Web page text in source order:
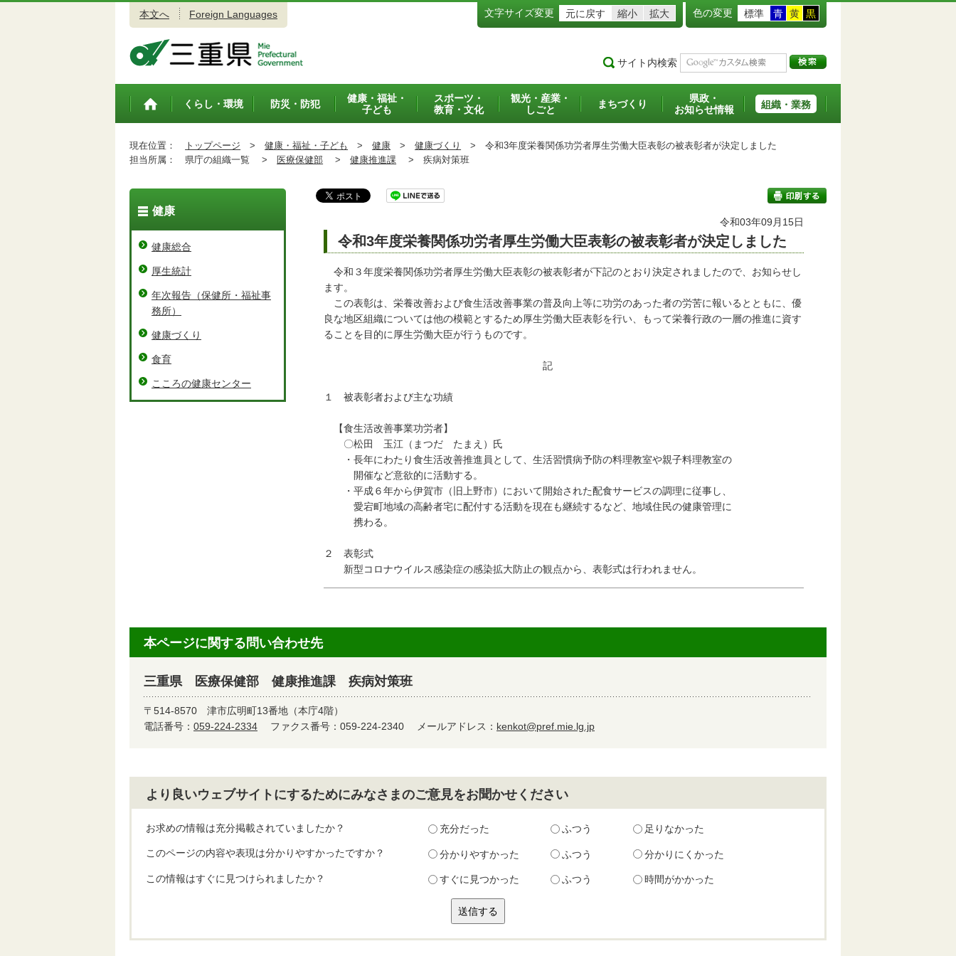
本文へ Foreign Languages 文字サイズ変更 元に戻す 縮小 拡大 色の変更 標準 青 黄 黒
サイト内検索
トップペ
くらし・環境 防災・防犯
健康・福祉・
子ども
スポーツ・
教育・文化
観光・産業・
しごと
まちづくり
県政・
お知らせ情報
組織・業務
現在位置： トップページ > 健康・福祉・子ども > 健康 > 健康づくり > 令和3年度栄養関係功労者厚生労働大臣表彰の被表彰者が決定しました
担当所属：
県庁の組織一覧 > 医療保健部 > 健康推進課 > 疾病対策班
印刷する
令和03年09月15日
令和3年度栄養関係功労者厚生労働大臣表彰の被表彰者が決定しました
令和３年度栄養関係功労者厚生労働大臣表彰の被表彰者が下記のとおり決定されましたので、お知らせし
ます。
この表彰は、栄養改善および食生活改善事業の普及向上等に功労のあった者の労苦に報いるとともに、優
良な地区組織については他の模範とするため厚生労働大臣表彰を行い、もって栄養行政の一層の推進に資す
ることを目的に厚生労働大臣が行うものです。
記
１ 被表彰者および主な功績
【食生活改善事業功労者】
〇松田 玉江（まつだ たまえ）氏
・長年にわたり食生活改善推進員として、生活習慣病予防の料理教室や親子料理教室の
開催など意欲的に活動する。
・平成６年から伊賀市（旧上野市）において開始された配食サービスの調理に従事し、
愛宕町地域の高齢者宅に配付する活動を現在も継続するなど、地域住民の健康管理に
携わる。
２ 表彰式
新型コロナウイルス感染症の感染拡大防止の観点から、表彰式は行われません。
健康
健康総合
厚生統計
年次報告（保健所・福祉事
務所）
健康づくり
食育
こころの健康センター
本ページに関する問い合わせ先
三重県 医療保健部 健康推進課 疾病対策班
〒514-8570 津市広明町13番地（本庁4階）
電話番号： 059-224-2334 ファクス番号：059-224-2340 メールアドレス： kenkot@pref.mie.lg.jp
より良いウェブサイトにするためにみなさまのご意見をお聞かせください
お求めの情報は充分掲載されていましたか？ 充分だった ふつう 足りなかった
このページの内容や表現は分かりやすかったですか？ 分かりやすかった ふつう 分かりにくかった
この情報はすぐに見つけられましたか？ すぐに見つかった ふつう 時間がかかった